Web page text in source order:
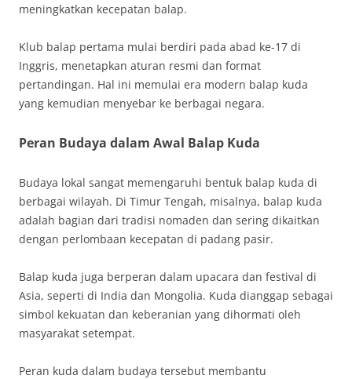
meningkatkan kecepatan balap.
Klub balap pertama mulai berdiri pada abad ke-17 di
Inggris, menetapkan aturan resmi dan format
pertandingan. Hal ini memulai era modern balap kuda
yang kemudian menyebar ke berbagai negara.
Peran Budaya dalam Awal Balap Kuda
Budaya lokal sangat memengaruhi bentuk balap kuda di
berbagai wilayah. Di Timur Tengah, misalnya, balap kuda
adalah bagian dari tradisi nomaden dan sering dikaitkan
dengan perlombaan kecepatan di padang pasir.
Balap kuda juga berperan dalam upacara dan festival di
Asia, seperti di India dan Mongolia. Kuda dianggap sebagai
simbol kekuatan dan keberanian yang dihormati oleh
masyarakat setempat.
Peran kuda dalam budaya tersebut membantu